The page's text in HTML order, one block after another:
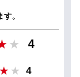
。
4
4